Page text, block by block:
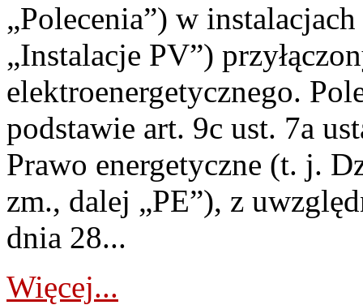
„Polecenia”) w
„Instalacje PV”)
elektroenergetycznego.
podstawie art. 9c ust. 7a
Prawo energetyczne (t. j.
zm., dalej „PE”), z
dnia 28...
Więcej...